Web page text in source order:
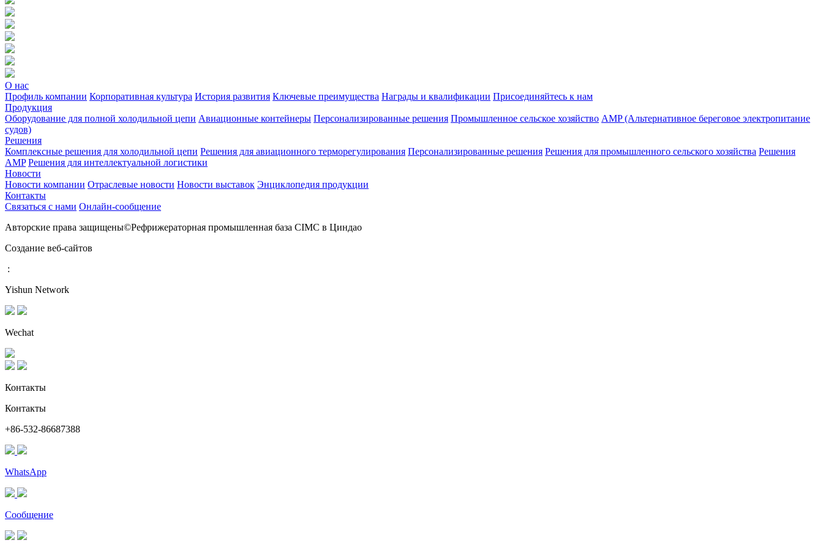
О нас
Профиль компании Корпоративная культура История развития Ключевые преимущества Награды и квалификации Присоединяйтесь к нам
Продукция
Оборудование для полной холодильной цепи Авиационные контейнеры Персонализированные решения Промышленное сельское хозяйство AMP (Альтернативное береговое электропитание
судов)
Решения
Комплексные решения для холодильной цепи Решения для авиационного терморегулирования Персонализированные решения Решения для промышленного сельского хозяйства Решения
AMP Решения для интеллектуальной логистики
Новости
Новости компании Отраслевые новости Новости выставок Энциклопедия продукции
Контакты
Связаться с нами Онлайн-сообщение
Авторские права защищены©Рефрижераторная промышленная база CIMC в Циндао
Создание веб-сайтов
:
Yishun Network
Wechat
Контакты
Контакты
+86-532-86687388
WhatsApp
Сообщение